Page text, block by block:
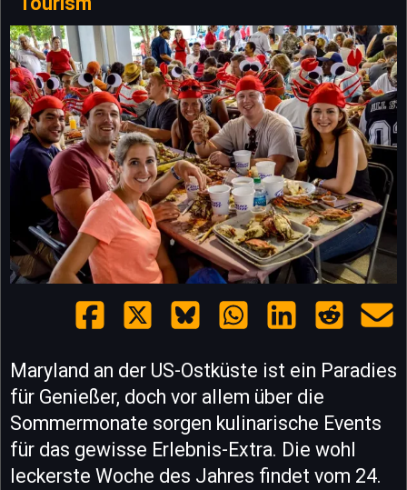
Maryland an der US-Ostküste ist ein Paradies
für Genießer, doch vor allem über die
Sommermonate sorgen kulinarische Events
für das gewisse Erlebnis-Extra. Die wohl
leckerste Woche des Jahres findet vom 24.